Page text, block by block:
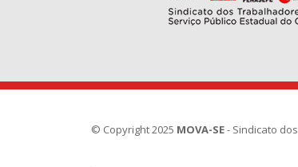
© Copyright 2025 MOVA-SE- Sindicato